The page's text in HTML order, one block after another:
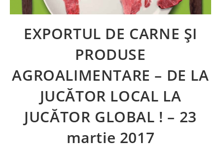
EXPORTUL DE CARNE ȘI
PRODUSE
AGROALIMENTARE – DE LA
JUCĂTOR LOCAL LA
JUCĂTOR GLOBAL ! – 23
martie 2017